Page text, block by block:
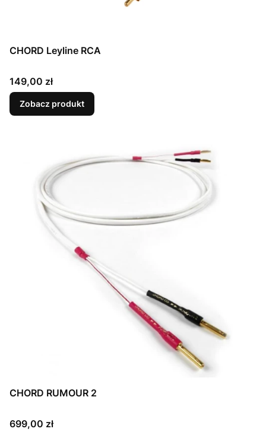
CHORD Leyline RCA
Cena
149,00 zł
Zobacz produkt
CHORD RUMOUR 2
Cena
699,00 zł